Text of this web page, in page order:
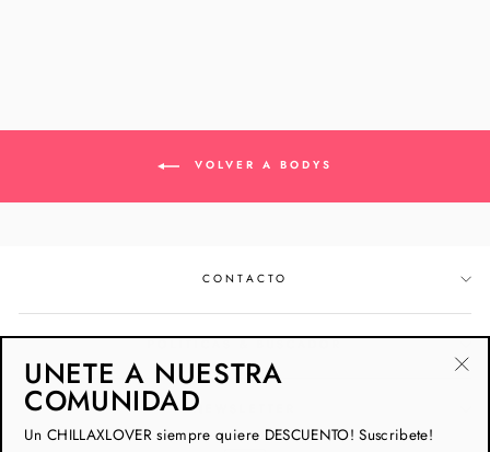
VOLVER A BODYS
CONTACTO
POLÍTICAS & BUSCADOR
NEWSLETTER
UNETE A NUESTRA
COMUNIDAD
Un CHILLAXLOVER siempre quiere DESCUENTO! Suscribete!